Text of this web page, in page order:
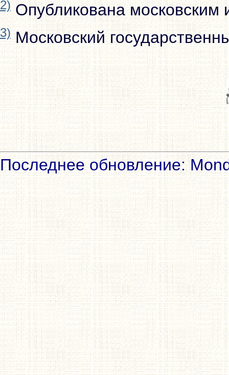
2)Опубликована московским
3)Московский
Последнее обновление: